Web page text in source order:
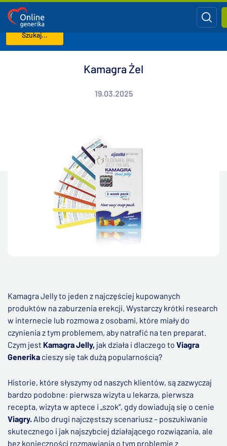
Szukaj...
Strona główna
Kamagra Żel
19.03.2025
Kamagra Jelly to jeden z najczęściej kupowanych
produktów na zaburzenia erekcji. Wystarczy krótki research
w internecie lub rozmowa z osobami, które miały do
czynienia z tym problemem, aby natrafić na ten preparat.
Czym jest Kamagra Jelly, jak działa i dlaczego to Viagra
Generika cieszy się tak dużą popularnością?
Historie, które słyszymy od naszych klientów, są zazwyczaj
bardzo podobne: pierwsza wizyta u lekarza, pierwsza
recepta, wizyta w aptece i „szok”, gdy dowiadują się o cenie
Viagry. Albo drugi najczęstszy scenariusz – poszukiwanie
skutecznego i jak najszybciej działającego rozwiązania, ale
bez konieczności rozmawiania o tym problemie z